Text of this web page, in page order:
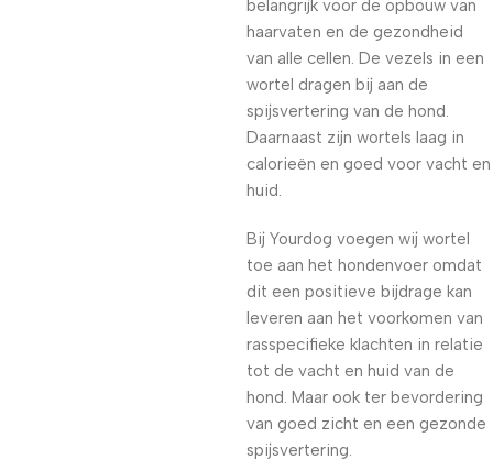
belangrijk voor de opbouw van
haarvaten en de gezondheid
van alle cellen. De vezels in een
wortel dragen bij aan de
spijsvertering van de hond.
Daarnaast zijn wortels laag in
calorieën en goed voor vacht en
huid.
Bij Yourdog voegen wij wortel
toe aan het hondenvoer omdat
dit een positieve bijdrage kan
leveren aan het voorkomen van
rasspecifieke klachten in relatie
tot de vacht en huid van de
hond. Maar ook ter bevordering
van goed zicht en een gezonde
spijsvertering.